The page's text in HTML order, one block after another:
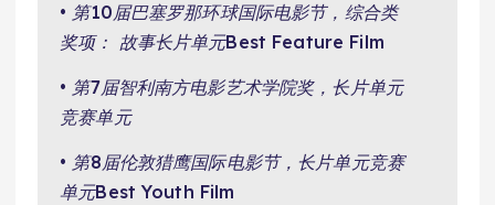
• 第10届巴塞罗那环球国际电影节，综合类
奖项： 故事长片单元Best Feature Film
• 第7届智利南方电影艺术学院奖，长片单元
竞赛单元
• 第8届伦敦猎鹰国际电影节，长片单元竞赛
单元Best Youth Film